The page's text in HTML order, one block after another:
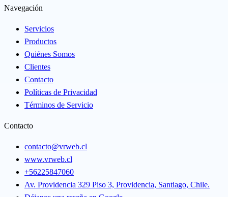
Navegación
Servicios
Productos
Quiénes Somos
Clientes
Contacto
Políticas de Privacidad
Términos de Servicio
Contacto
contacto@vrweb.cl
www.vrweb.cl
+56225847060
Av. Providencia 329 Piso 3, Providencia, Santiago, Chile.